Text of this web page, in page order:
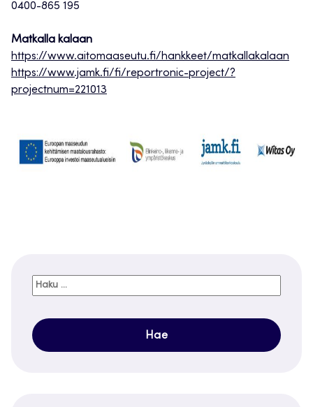
0400-865 195
Matkalla kalaan
https://www.aitomaaseutu.fi/hankkeet/matkallakalaan
https://www.jamk.fi/fi/reportronic-project/?
projectnum=221013
Haku: